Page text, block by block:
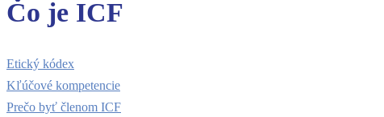
Čo je ICF
Etický kódex
Kľúčové kompetencie
Prečo byť členom ICF